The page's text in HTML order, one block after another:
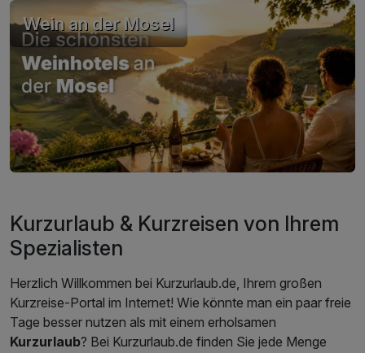
Wein an der Mosel
Kurzurlaub & Kurzreisen von Ihrem
Spezialisten
Herzlich Willkommen bei Kurzurlaub.de, Ihrem großen
Kurzreise-Portal im Internet! Wie könnte man ein paar freie
Tage besser nutzen als mit einem erholsamen
Kurzurlaub? Bei Kurzurlaub.de finden Sie jede Menge